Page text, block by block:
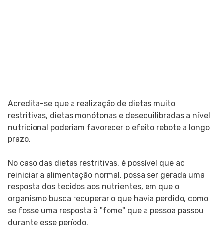
Acredita-se que a realização de dietas muito
restritivas, dietas monótonas e desequilibradas a nível
nutricional poderiam favorecer o efeito rebote a longo
prazo.
No caso das dietas restritivas, é possível que ao
reiniciar a alimentação normal, possa ser gerada uma
resposta dos tecidos aos nutrientes, em que o
organismo busca recuperar o que havia perdido, como
se fosse uma resposta à "fome" que a pessoa passou
durante esse período.